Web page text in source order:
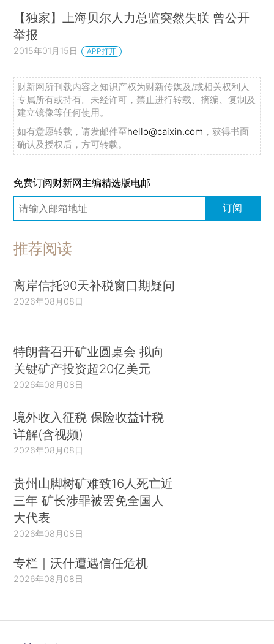
【独家】上海贝尔人力总监突然失联 曾公开
举报
2015年01月15日 APP打开
财新网所刊载内容之知识产权为财新传媒及/或相关权利人
专属所有或持有。未经许可，禁止进行转载、摘编、复制及
建立镜像等任何使用。
如有意愿转载，请发邮件至hello@caixin.com ，获得书面
确认及授权后，方可转载。
免费订阅财新网主编精选版电邮
订阅
推荐阅读
离岸信托90天补税窗口期疑问
2026年08月08日
特朗普召开矿业圆桌会 拟向
关键矿产投资超20亿美元
2026年08月08日
境外收入征税 保险收益计税
详解(含视频)
2026年08月08日
贵州山脚树矿难致16人死亡近
三年 矿长涉罪被罢免全国人
大代表
2026年08月08日
专栏｜沃什遭遇信任危机
2026年08月08日